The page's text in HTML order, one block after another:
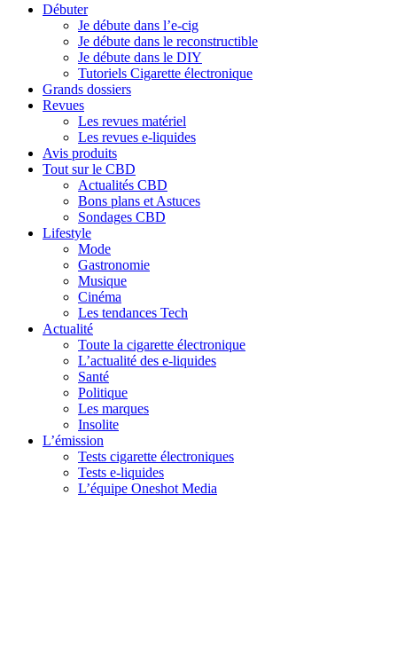
Débuter
Je débute dans l’e-cig
Je débute dans le reconstructible
Je débute dans le DIY
Tutoriels Cigarette électronique
Grands dossiers
Revues
Les revues matériel
Les revues e-liquides
Avis produits
Tout sur le CBD
Actualités CBD
Bons plans et Astuces
Sondages CBD
Lifestyle
Mode
Gastronomie
Musique
Cinéma
Les tendances Tech
Actualité
Toute la cigarette électronique
L’actualité des e-liquides
Santé
Politique
Les marques
Insolite
L’émission
Tests cigarette électroniques
Tests e-liquides
L’équipe Oneshot Media